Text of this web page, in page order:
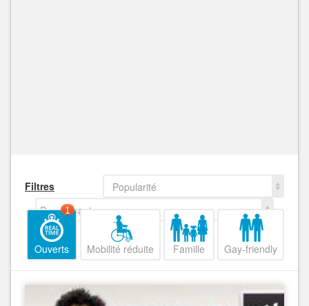
Filtres
Popularité
Decroissant
Ouverts
1
Mobilité réduite Famille Gay-friendly